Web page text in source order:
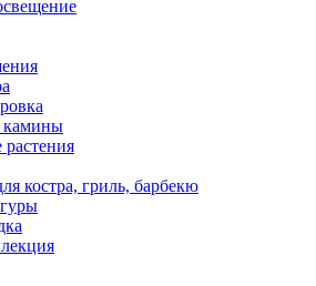
камины
костра, гриль, барбекю